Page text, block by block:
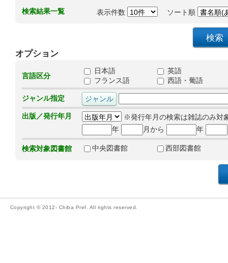
検索結果一覧 表示件数 ソート順
オプション
言語区分
日本語
英語
フランス語
西語・葡語
ジャンル指定
出版／発行年月
※発行年月の検索は雑誌のみ対
年
月から 年
検索対象図書館 中央図書館 西部図書館
Copyright © 2012- Chiba Pref. All rights reserved.